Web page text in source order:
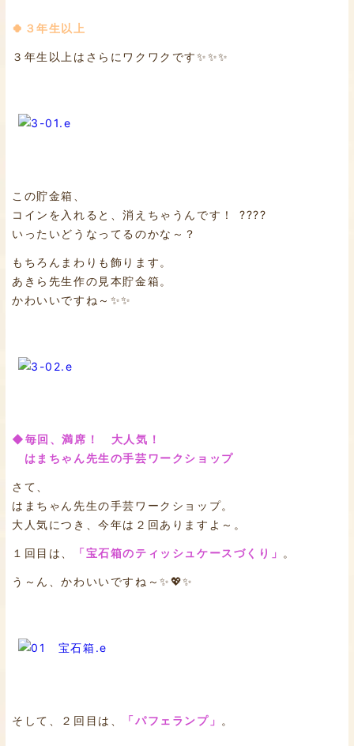
🍀３年生以上
３年生以上はさらにワクワクです✨✨✨
この貯金箱、
コインを入れると、消えちゃうんです！ ????
いったいどうなってるのかな～？
もちろんまわりも飾ります。
あきら先生作の見本貯金箱。
かわいいですね～✨✨
◆毎回、満席！ 大人気！
はまちゃん先生の手芸ワークショップ
さて、
はまちゃん先生の手芸ワークショップ。
大人気につき、今年は２回ありますよ～。
１回目は、 「宝石箱のティッシュケースづくり」 。
う～ん、かわいいですね～✨💖✨
そして、２回目は、 「パフェランプ」 。